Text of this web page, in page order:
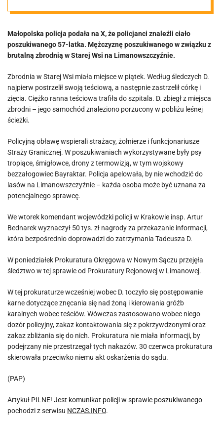
poszukiwanego
Małopolska policja podała na X, że policjanci znaleźli ciało
poszukiwanego 57-latka. Mężczyznę poszukiwanego w związku z
brutalną zbrodnią w Starej Wsi na Limanowszczyźnie.
Zbrodnia w Starej Wsi miała miejsce w piątek. Według śledczych D.
najpierw postrzelił swoją teściową, a następnie zastrzelił córkę i
zięcia. Ciężko ranna teściowa trafiła do szpitala. D. zbiegł z miejsca
zbrodni – jego samochód znaleziono porzucony w pobliżu leśnej
ścieżki.
Policyjną obławę wspierali strażacy, żołnierze i funkcjonariusze
Straży Granicznej. W poszukiwaniach wykorzystywane były psy
tropiące, śmigłowce, drony z termowizją, w tym wojskowy
bezzałogowiec Bayraktar. Policja apelowała, by nie wchodzić do
lasów na Limanowszczyźnie – każda osoba może być uznana za
potencjalnego sprawcę.
We wtorek komendant wojewódzki policji w Krakowie insp. Artur
Bednarek wyznaczył 50 tys. zł nagrody za przekazanie informacji,
która bezpośrednio doprowadzi do zatrzymania Tadeusza D.
W poniedziałek Prokuratura Okręgowa w Nowym Sączu przejęła
śledztwo w tej sprawie od Prokuratury Rejonowej w Limanowej.
W tej prokuraturze wcześniej wobec D. toczyło się postępowanie
karne dotyczące znęcania się nad żoną i kierowania gróźb
karalnych wobec teściów. Wówczas zastosowano wobec niego
dozór policyjny, zakaz kontaktowania się z pokrzywdzonymi oraz
zakaz zbliżania się do nich. Prokuratura nie miała informacji, by
podejrzany nie przestrzegał tych nakazów. 30 czerwca prokuratura
skierowała przeciwko niemu akt oskarżenia do sądu.
(PAP)
Artykuł PILNE! Jest komunikat policji w sprawie poszukiwanego
pochodzi z serwisu NCZAS.INFO.